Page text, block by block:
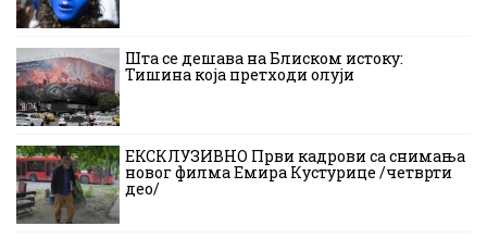
Шта се дешава на Блиском истоку:
Тишина која претходи олуји
ЕКСКЛУЗИВНО Први кадрови са снимања
новог филма Емира Кустурице /четврти
део/